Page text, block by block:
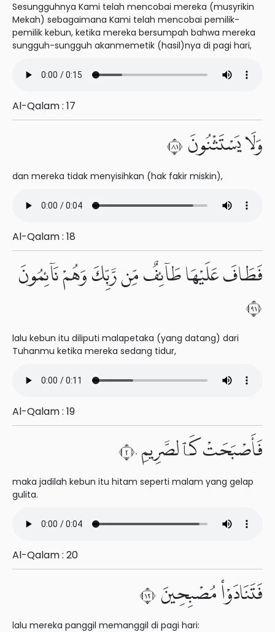
Sesungguhnya Kami telah mencobai mereka (musyrikin
Mekah) sebagaimana Kami telah mencobai pemilik-
pemilik kebun, ketika mereka bersumpah bahwa mereka
sungguh-sungguh akanmemetik (hasil)nya di pagi hari,
Al-Qalam : 17
وَلَا يَسْتَثْنُونَ ١٨
dan mereka tidak menyisihkan (hak fakir miskin),
Al-Qalam : 18
فَطَافَ عَلَيْهَا طَآئِفٌ مِّن رَّبِّكَ وَهُمْ نَآئِمُونَ
١٩
lalu kebun itu diliputi malapetaka (yang datang) dari
Tuhanmu ketika mereka sedang tidur,
Al-Qalam : 19
فَأَصْبَحَتْ كَٱلصَّرِيمِ ٢٠
maka jadilah kebun itu hitam seperti malam yang gelap
gulita.
Al-Qalam : 20
فَتَنَادَوْا۟ مُصْبِحِينَ ٢١
lalu mereka panggil memanggil di pagi hari: